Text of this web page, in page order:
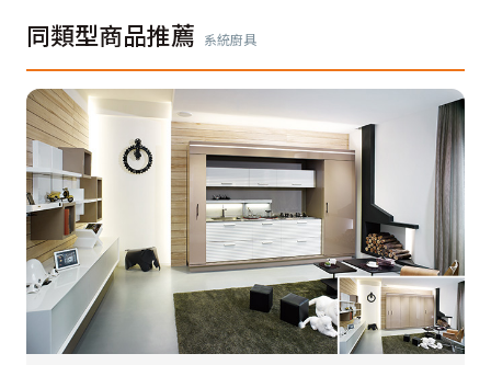
同類型商品推薦 系統廚具